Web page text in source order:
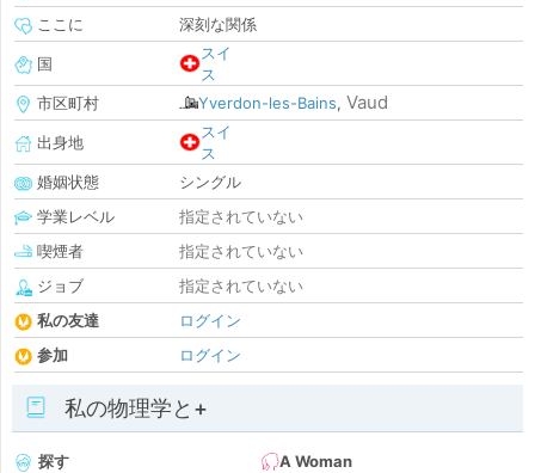
ここに
深刻な関係
国
スイ
ス
市区町村
Yverdon-les-Bains, Vaud
出身地
スイ
ス
婚姻状態
シングル
学業レベル
指定されていない
喫煙者
指定されていない
ジョブ
指定されていない
私の友達
ログイン
参加
ログイン
私の物理学と+
探す
A Woman